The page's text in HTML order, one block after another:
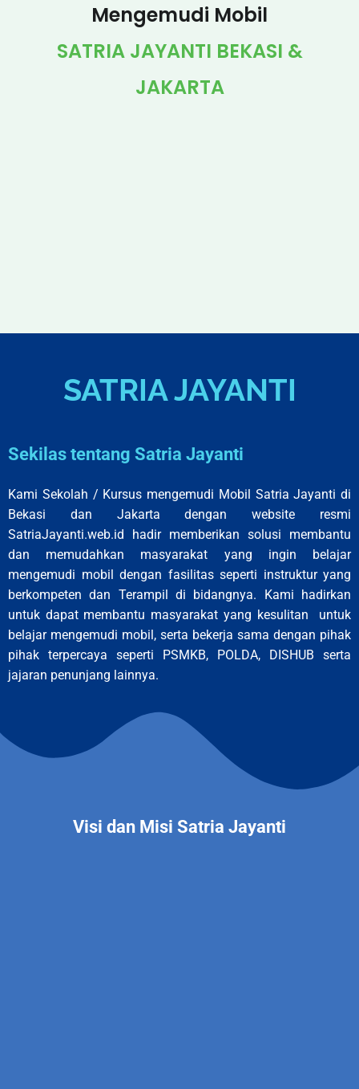
Mengemudi Mobil
SATRIA JAYANTI BEKASI &
JAKARTA
SATRIA JAYANTI
Sekilas tentang Satria Jayanti
Kami Sekolah / Kursus mengemudi Mobil Satria Jayanti di
Bekasi dan Jakarta dengan website resmi
SatriaJayanti.web.id hadir memberikan solusi membantu
dan memudahkan masyarakat yang ingin belajar
mengemudi mobil dengan fasilitas seperti instruktur yang
berkompeten dan Terampil di bidangnya. Kami hadirkan
untuk dapat membantu masyarakat yang kesulitan untuk
belajar mengemudi mobil, serta bekerja sama dengan pihak
pihak terpercaya seperti PSMKB, POLDA, DISHUB serta
jajaran penunjang lainnya.
Visi dan Misi Satria Jayanti